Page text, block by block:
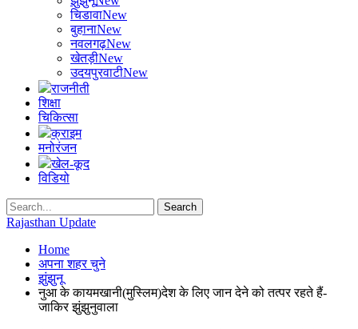
चिडावाNew
बुहानाNew
नवलगढ़New
खेतड़ीNew
उदयपुरवाटीNew
राजनीती
शिक्षा
चिकित्सा
क्राइम
मनोरंजन
खेल-कूद
विडियो
Rajasthan Update
Home
अपना शहर चुने
झुंझुनू
नुआ के कायमखानी(मुस्लिम)देश के लिए जान देने को तत्पर रहते हैं-
जाकिर झुंझुनुवाला